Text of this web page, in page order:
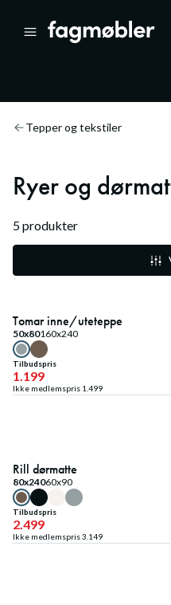
Tepper og tekstiler
Ryer og
5produkter
Medlemstilbud
20%
Tomar inne/uteteppe
50x80160x240
Tilbudspris
1.199
Ikke medlemspris 1.499
Medlemstilbud
Rill dørmatte
80x24060x90
Tilbudspris
2.499
Ikke medlemspris3.149